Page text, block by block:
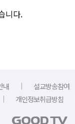
니다.
내 ｜ 설교방송참여
｜ 개인정보취급방침